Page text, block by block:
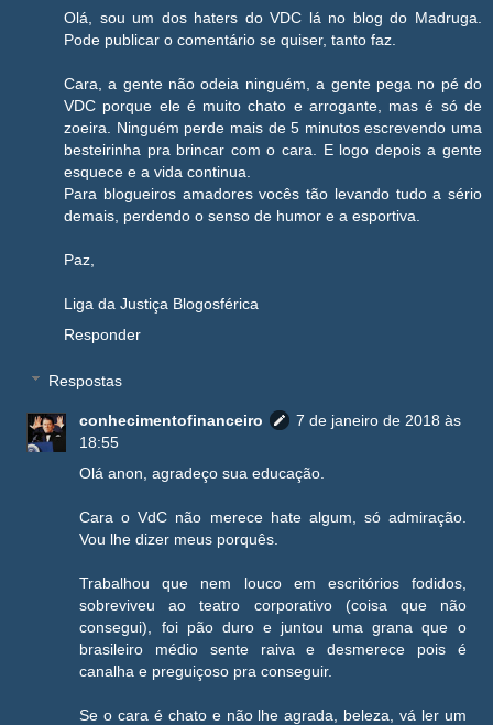
Olá, sou um dos haters do VDC lá no blog do Madruga.
Pode publicar o comentário se quiser, tanto faz.
Cara, a gente não odeia ninguém, a gente pega no pé do
VDC porque ele é muito chato e arrogante, mas é só de
zoeira. Ninguém perde mais de 5 minutos escrevendo uma
besteirinha pra brincar com o cara. E logo depois a gente
esquece e a vida continua.
Para blogueiros amadores vocês tão levando tudo a sério
demais, perdendo o senso de humor e a esportiva.
Paz,
Liga da Justiça Blogosférica
Responder
Respostas
conhecimentofinanceiro
7 de janeiro de 2018 às
18:55
Olá anon, agradeço sua educação.
Cara o VdC não merece hate algum, só admiração.
Vou lhe dizer meus porquês.
Trabalhou que nem louco em escritórios fodidos,
sobreviveu ao teatro corporativo (coisa que não
consegui), foi pão duro e juntou uma grana que o
brasileiro médio sente raiva e desmerece pois é
canalha e preguiçoso pra conseguir.
Se o cara é chato e não lhe agrada, beleza, vá ler um